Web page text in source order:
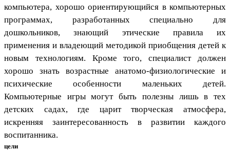
компьютера, хорошо ориентирующийся в компьютерных
программах, разработанных специально для
дошкольников, знающий этические правила их
применения и владеющий методикой приобщения детей к
новым технологиям. Кроме того, специалист должен
хорошо знать возрастные анатомо-физиологические и
психические особенности маленьких детей.
Компьютерные игры могут быть полезны лишь в тех
детских садах, где царит творческая атмосфера,
искренняя заинтересованность в развитии каждого
воспитанника.
цели